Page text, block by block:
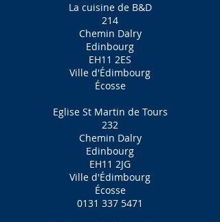
La cuisine de B&D
214
Chemin Dalry
Edinbourg
EH11 2ES
Ville d'Édimbourg
Écosse
Eglise St Martin de Tours
232
Chemin Dalry
Edinbourg
EH11 2JG
Ville d'Édimbourg
Écosse
0131 337 5471